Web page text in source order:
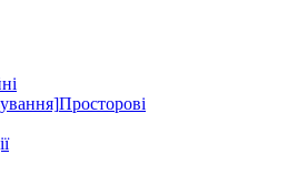
Просторові